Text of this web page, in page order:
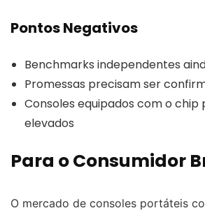
Pontos Negativos
Benchmarks independentes
Promessas precisam ser
Consoles equipados com o
elevados
Para o Consumidor
O mercado de consoles portáteis